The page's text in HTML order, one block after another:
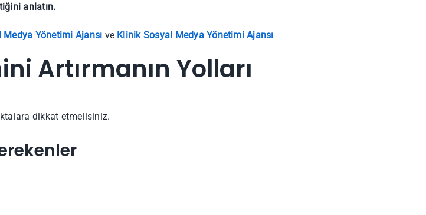
anlatın.
Yönetimi Ajansı ve Klinik Sosyal Medya Yönetimi Ajansı
Artırmanın Yolları
dikkat etmelisiniz.